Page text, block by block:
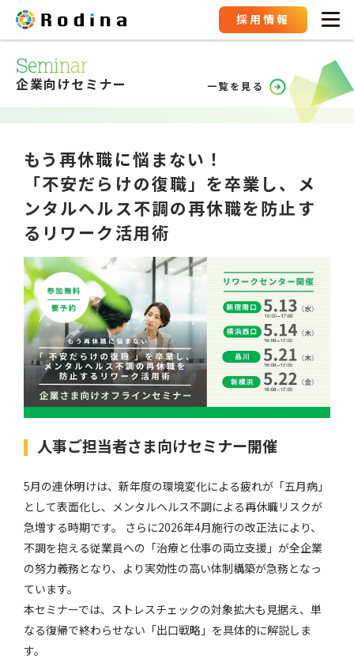
採用情報
Seminar
企業向けセミナー 一覧を見る
もう再休職に悩まない！
「不安だらけの復職」を卒業し、メ
ンタルヘルス不調の再休職を防止す
るリワーク活用術
人事ご担当者さま向けセミナー開催
5月の連休明けは、新年度の環境変化による疲れが「五月病」
として表面化し、メンタルヘルス不調による再休職リスクが
急増する時期です。 さらに2026年4月施行の改正法により、
不調を抱える従業員への「治療と仕事の両立支援」が全企業
の努力義務となり、より実効性の高い体制構築が急務となっ
ています。
本セミナーでは、ストレスチェックの対象拡大も見据え、単
なる復帰で終わらせない「出口戦略」を具体的に解説しま
す。